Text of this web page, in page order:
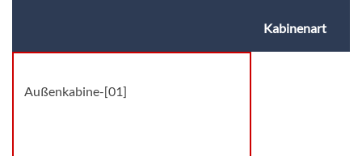
Kabinenart
Außenkabine-[01]